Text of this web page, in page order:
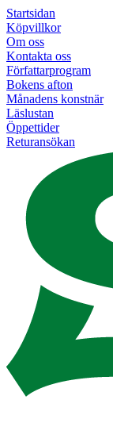
Startsidan
Köpvillkor
Om oss
Kontakta oss
Författarprogram
Bokens afton
Månadens konstnär
Läslustan
Öppettider
Returansökan